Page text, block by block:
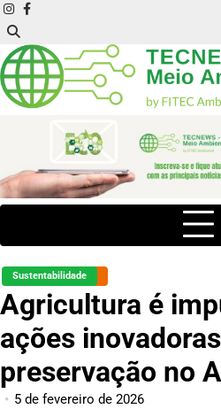
Skip
to
content
instagram
facebook
Sustentabilidade
Agricultura é
ações
preservação no
5 de fevereiro de 2026